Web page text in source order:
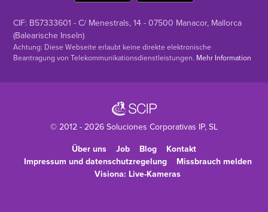
CIF: B57333601 - C/ Menestrals, 14 - 07500 Manacor, Mallorca
(Balearische Inseln)
Achtung: Diese Webseite erlaubt keine direkte elektronische
Beantragung von Telekommunikationsdienstleistungen. Mehr Information
© 2012 - 2026 Soluciones Corporativas IP, SL
Über uns Job Blog
Kontakt
Impressum und datenschutzregelung
Missbrauch melden
Visiona: Live-Kameras